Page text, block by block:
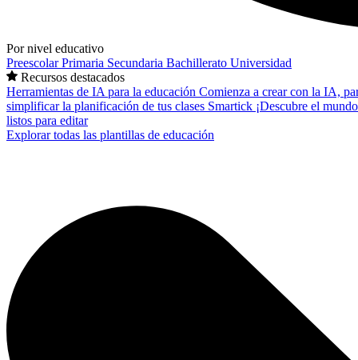
Por nivel educativo
PreescolarPrimaria Secundaria Bachillerato Universidad
Recursos destacados
Herramientas de IA para la educación Comienza a crear con la IA,
simplificar la planificación de tus clases Smartick ¡Descubre el
listos para editar
Explorar todas las plantillas de educación